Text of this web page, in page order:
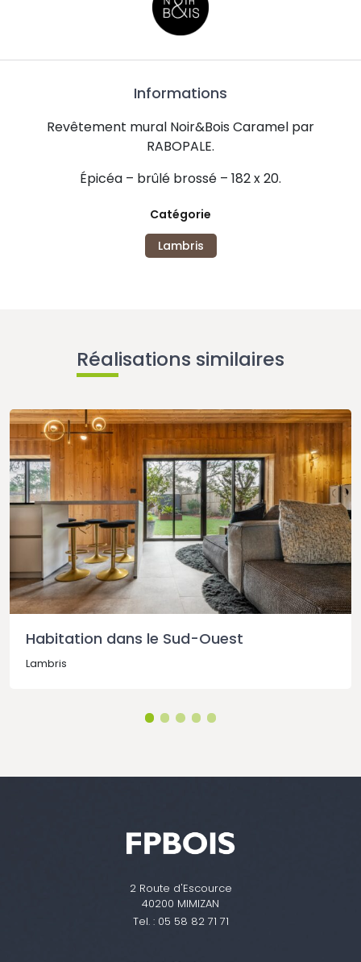
Informations
Revêtement mural Noir&Bois Caramel par
RABOPALE.
Épicéa – brûlé brossé – 182 x 20.
Catégorie
Lambris
Réalisations similaires
Habitation dans le Sud-Ouest
Lambris
2 Route d'Escource
40200 MIMIZAN
Tel. : 05 58 82 71 71